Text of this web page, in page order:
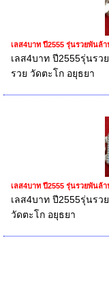
เลส4บาท ปี2555 รุ่นรวยพันล้
เลส4บาท ปี2555รุ่นรว
รวย วัดตะโก อยุธยา
เลส4บาท ปี2555 รุ่นรวยพันล้
เลส4บาท ปี2555รุ่นรว
วัดตะโก อยุธยา